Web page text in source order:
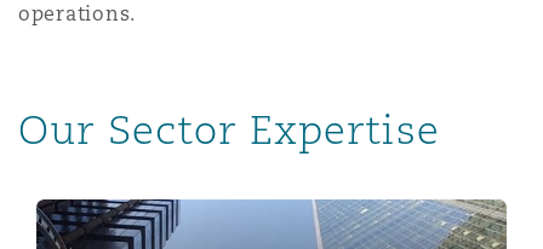
Assurance spécialisée
Francisco
operations.
Our Sector Expertise
Landlord